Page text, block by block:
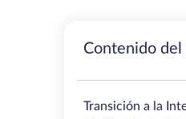
Contenido
Transición a la